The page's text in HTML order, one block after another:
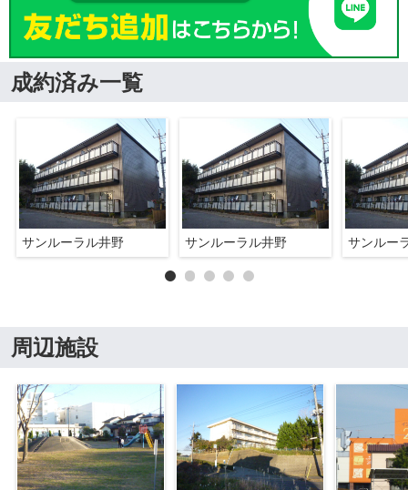
成約済み一覧
サンルーラル井野 サンルーラル井野 サンルー
周辺施設